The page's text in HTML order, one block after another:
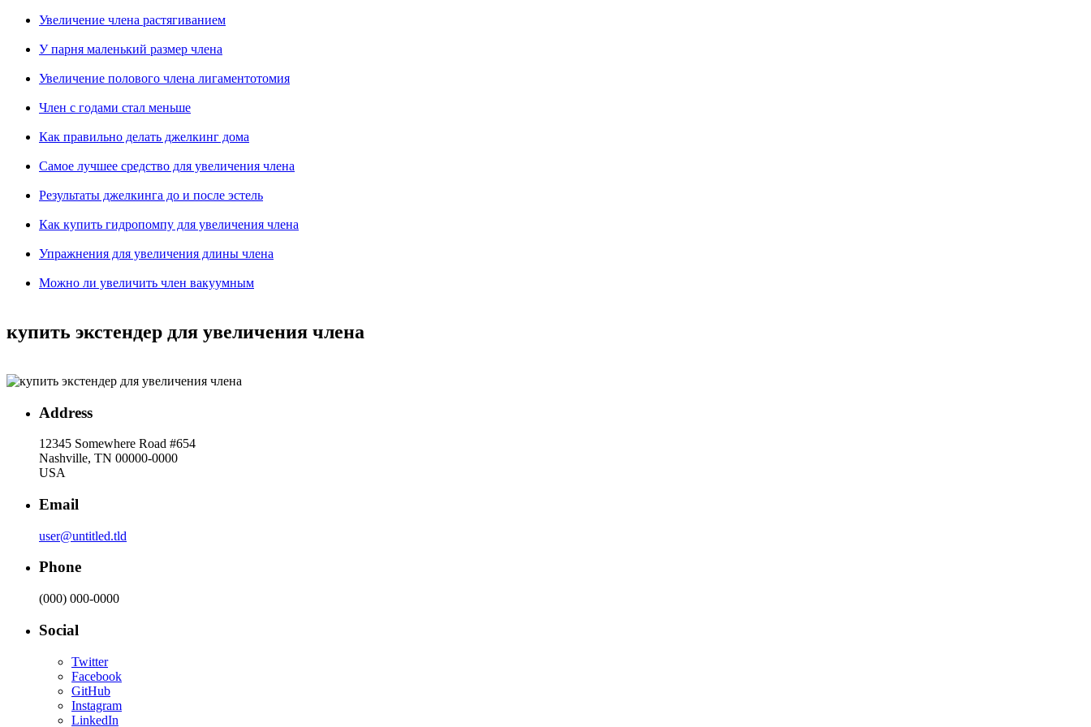
Увеличение члена растягиванием
У парня маленький размер члена
Увеличение полового члена лигаментотомия
Член с годами стал меньше
Как правильно делать джелкинг дома
Самое лучшее средство для увеличения члена
Результаты джелкинга до и после эстель
Как купить гидропомпу для увеличения члена
Упражнения для увеличения длины члена
Можно ли увеличить член вакуумным
купить экстендер для увеличения члена
Address
12345 Somewhere Road #654
Nashville, TN 00000-0000
USA
Email
user@untitled.tld
Phone
(000) 000-0000
Social
Twitter
Facebook
GitHub
Instagram
LinkedIn